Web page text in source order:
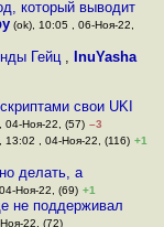
который выводит
(ok), 10:05 , 06-Ноя-22,
Гейц , InuYasha
свои UKI
04-Ноя-22, (57) –3
13:02 , 04-Ноя-22, (116) +1
делать, а
Ноя-22, (69) +1
не поддерживал
22, (72)